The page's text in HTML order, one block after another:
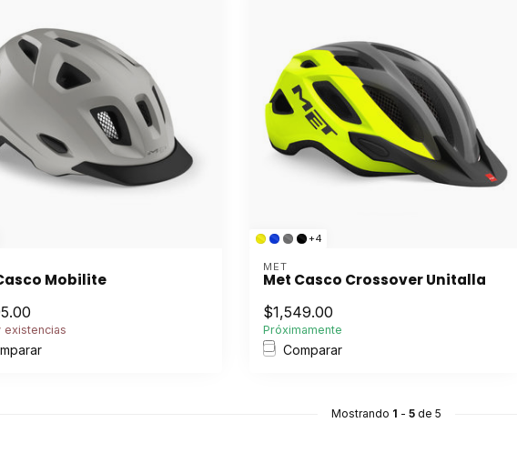
Mobilite
existencias
+4
MET
Met Casco Crossover Unitalla
$1,549.00
Próximamente
Comparar
Mostrando 1 - 5de 5